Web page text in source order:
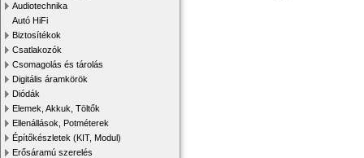
Audiotechnika
Autó HiFi
Biztosítékok
Csatlakozók
Csomagolás és tárolás
Digitális áramkörök
Diódák
Elemek, Akkuk, Töltők
Ellenállások, Potméterek
Építőkészletek (KIT, Modul)
Erősáramú szerelés